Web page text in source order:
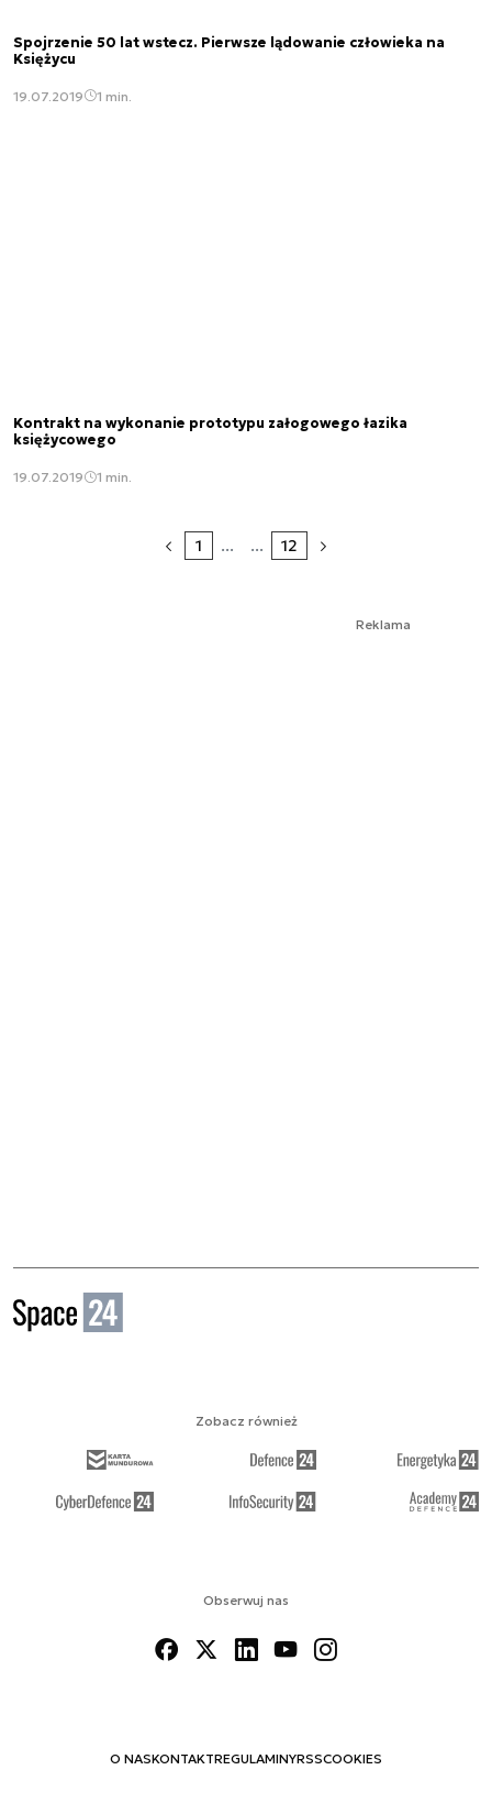
Spojrzenie 50 lat wstecz. Pierwsze lądowanie człowieka na
Księżycu
19.07.2019 1 min.
Kontrakt na wykonanie prototypu załogowego łazika
księżycowego
19.07.2019 1 min.
1 ... ... 12
Reklama
Obserwuj nas
O NASKONTAKTREGULAMINYRSSCOOKIES
Zobacz również